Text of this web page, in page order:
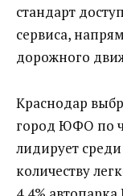
стандарт
сервиса,
дорожного
Краснодар
город ЮФО по
лидирует
количеству